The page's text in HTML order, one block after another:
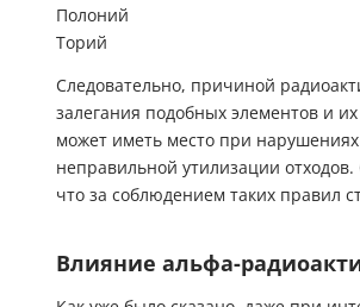
Полоний
Торий
Следовательно, причиной
залегания подобных элементов и
может иметь место при
неправильной утилизации
что за соблюдением таких правил
Влияние альфа-